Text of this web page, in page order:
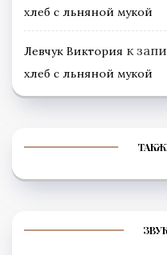
хлеб с льняной мукой
Левчук Виктория к
хлеб с льняной мукой